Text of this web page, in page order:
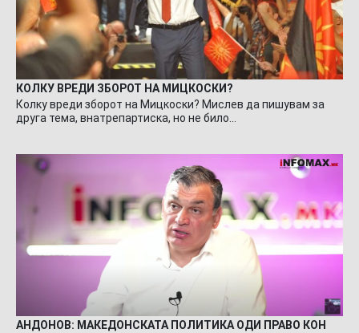
КОЛКУ ВРЕДИ ЗБОРОТ НА МИЦКОСКИ?
Колку вреди зборот на Мицкоски? Мислев да пишувам за
друга тема, внатрепартиска, но не било…
АНДОНОВ: МАКЕДОНСКАТА ПОЛИТИКА ОДИ ПРАВО КОН